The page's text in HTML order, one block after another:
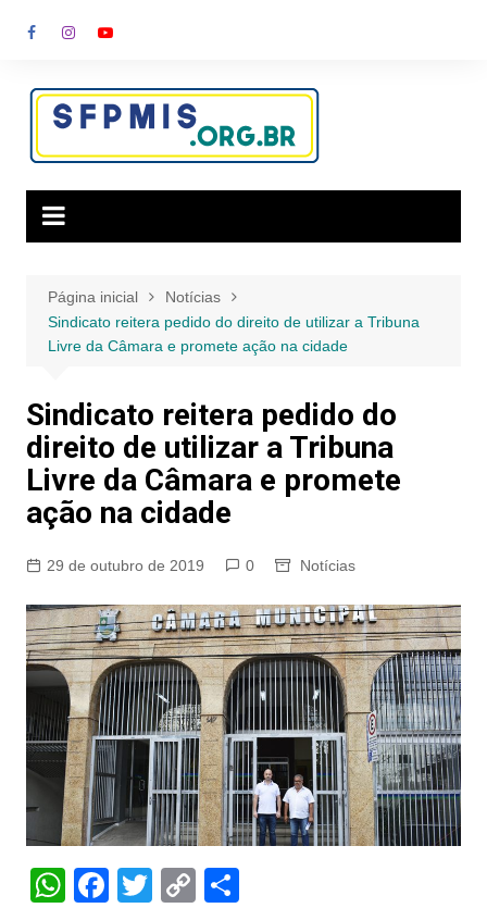
para
conteúdo
Página inicial
Notícias
Sindicato reitera pedido do direito de utilizar a Tribuna
Livre da Câmara e promete ação na cidade
Sindicato reitera pedido do
direito de utilizar a Tribuna
Livre da Câmara e promete
ação na cidade
29 de outubro de 2019 0 Notícias
W F T C S